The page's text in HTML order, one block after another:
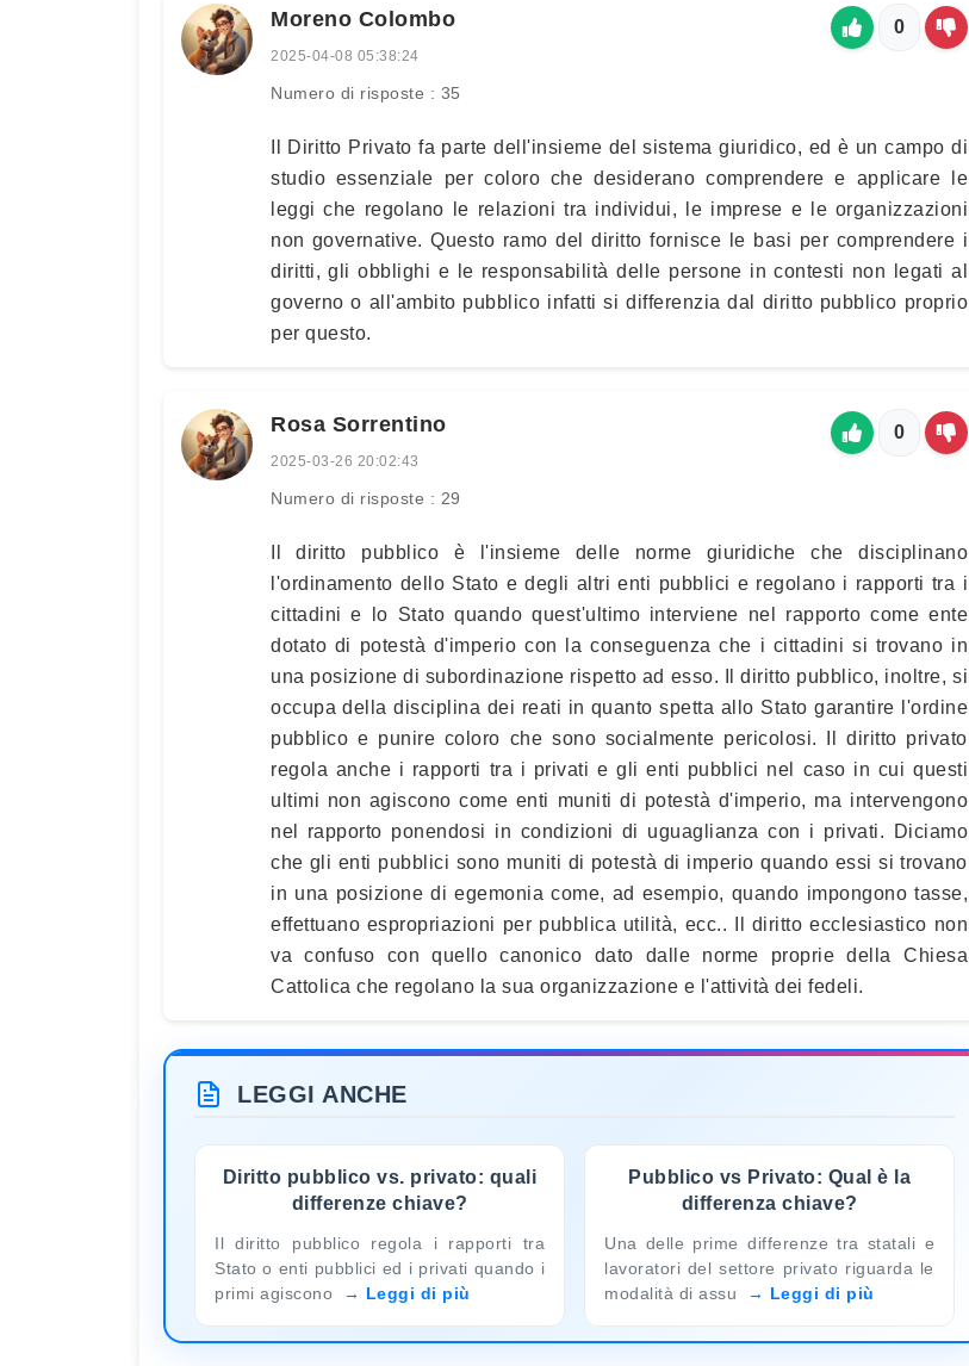
Moreno Colombo
2025-04-08 05:38:24
Numero di risposte : 35
0
Il Diritto Privato fa parte dell'insieme del sistema giuridico, ed è un campo di
studio essenziale per coloro che desiderano comprendere e applicare le
leggi che regolano le relazioni tra individui, le imprese e le organizzazioni
non governative. Questo ramo del diritto fornisce le basi per comprendere i
diritti, gli obblighi e le responsabilità delle persone in contesti non legati al
governo o all'ambito pubblico infatti si differenzia dal diritto pubblico proprio
per questo.
Rosa Sorrentino
2025-03-26 20:02:43
Numero di risposte : 29
0
Il diritto pubblico è l'insieme delle norme giuridiche che disciplinano
l'ordinamento dello Stato e degli altri enti pubblici e regolano i rapporti tra i
cittadini e lo Stato quando quest'ultimo interviene nel rapporto come ente
dotato di potestà d'imperio con la conseguenza che i cittadini si trovano in
una posizione di subordinazione rispetto ad esso. Il diritto pubblico, inoltre, si
occupa della disciplina dei reati in quanto spetta allo Stato garantire l'ordine
pubblico e punire coloro che sono socialmente pericolosi. Il diritto privato
regola anche i rapporti tra i privati e gli enti pubblici nel caso in cui questi
ultimi non agiscono come enti muniti di potestà d'imperio, ma intervengono
nel rapporto ponendosi in condizioni di uguaglianza con i privati. Diciamo
che gli enti pubblici sono muniti di potestà di imperio quando essi si trovano
in una posizione di egemonia come, ad esempio, quando impongono tasse,
effettuano espropriazioni per pubblica utilità, ecc.. Il diritto ecclesiastico non
va confuso con quello canonico dato dalle norme proprie della Chiesa
Cattolica che regolano la sua organizzazione e l'attività dei fedeli.
LEGGI ANCHE
Diritto pubblico vs. privato: quali
differenze chiave?
Il diritto pubblico regola i rapporti tra
Stato o enti pubblici ed i privati quando i
primi agiscono
Leggi di più
Pubblico vs Privato: Qual è la
differenza chiave?
Una delle prime differenze tra statali e
lavoratori del settore privato riguarda le
modalità di assu
Leggi di più